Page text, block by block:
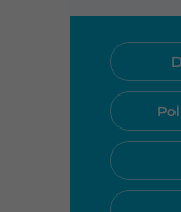
Você
nosso